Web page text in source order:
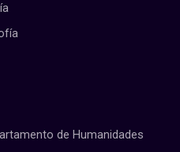
de Humanidades